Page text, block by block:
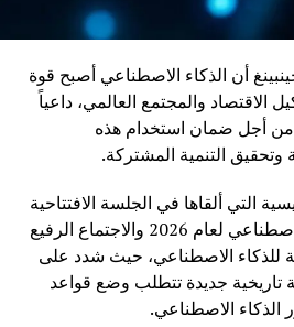
أن الذكاء الاصطناعي أصبح قوة
الاقتصاد والمجتمع العالمي، داعياً
من أجل ضمان استخدام هذه
وتحقيق التنمية المشتركة.
التي ألقاها في الجلسة الافتتاحية
للمؤتمر العالمي للذكاء الاصطناعي لعام 2026 والاجتماع الرفيع
للذكاء الاصطناعي، حيث شدد على
تاريخية جديدة تتطلب وضع قواعد
الذكاء الاصطناعي.